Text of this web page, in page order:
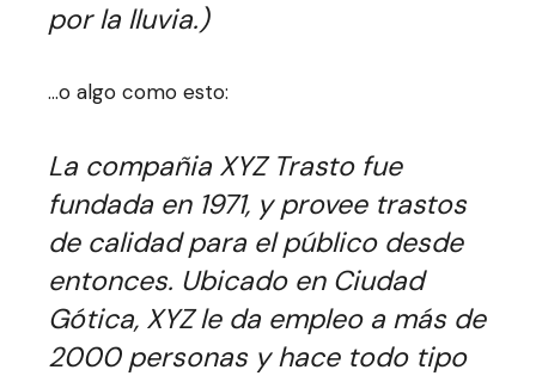
por la lluvia.)
…o algo como esto:
La compañia XYZ Trasto fue
fundada en 1971, y provee trastos
de calidad para el público desde
entonces. Ubicado en Ciudad
Gótica, XYZ le da empleo a más de
2000 personas y hace todo tipo